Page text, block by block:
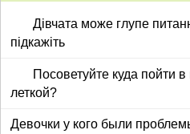
Дівчата може глупе
підкажіть
Посоветуйте куда пойти в
леткой?
Девочки у кого были